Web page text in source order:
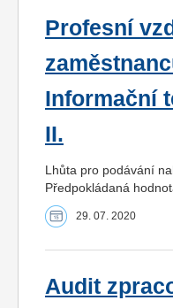
Profesní
Informační
II.
Lhůta pro podávání
Předpokládaná
29. 07. 2020
Audit